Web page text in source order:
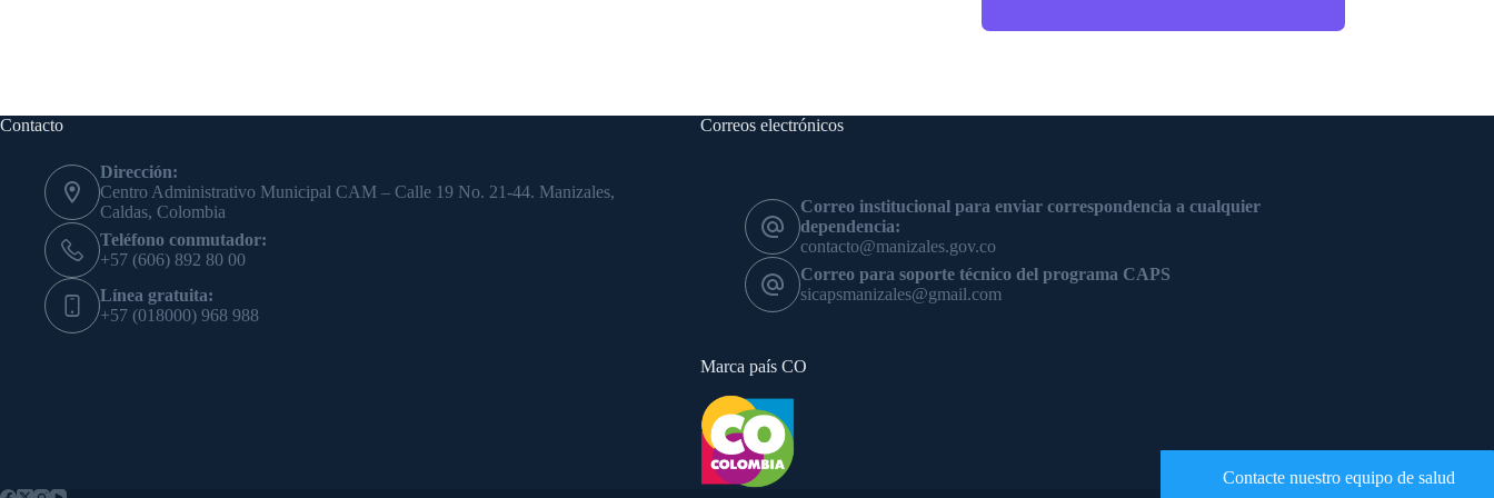
Contacto
Dirección:
Centro Administrativo Municipal CAM – Calle 19 No. 21-44. Manizales,
Caldas, Colombia
Teléfono conmutador:
+57 (606) 892 80 00
Línea gratuita:
+57 (018000) 968 988
Correos electrónicos
Correo institucional para enviar correspondencia a cualquier
dependencia:
contacto@manizales.gov.co
Correo para soporte técnico del programa CAPS
sicapsmanizales@gmail.com
Marca país CO
Contacte nuestro equipo de salud